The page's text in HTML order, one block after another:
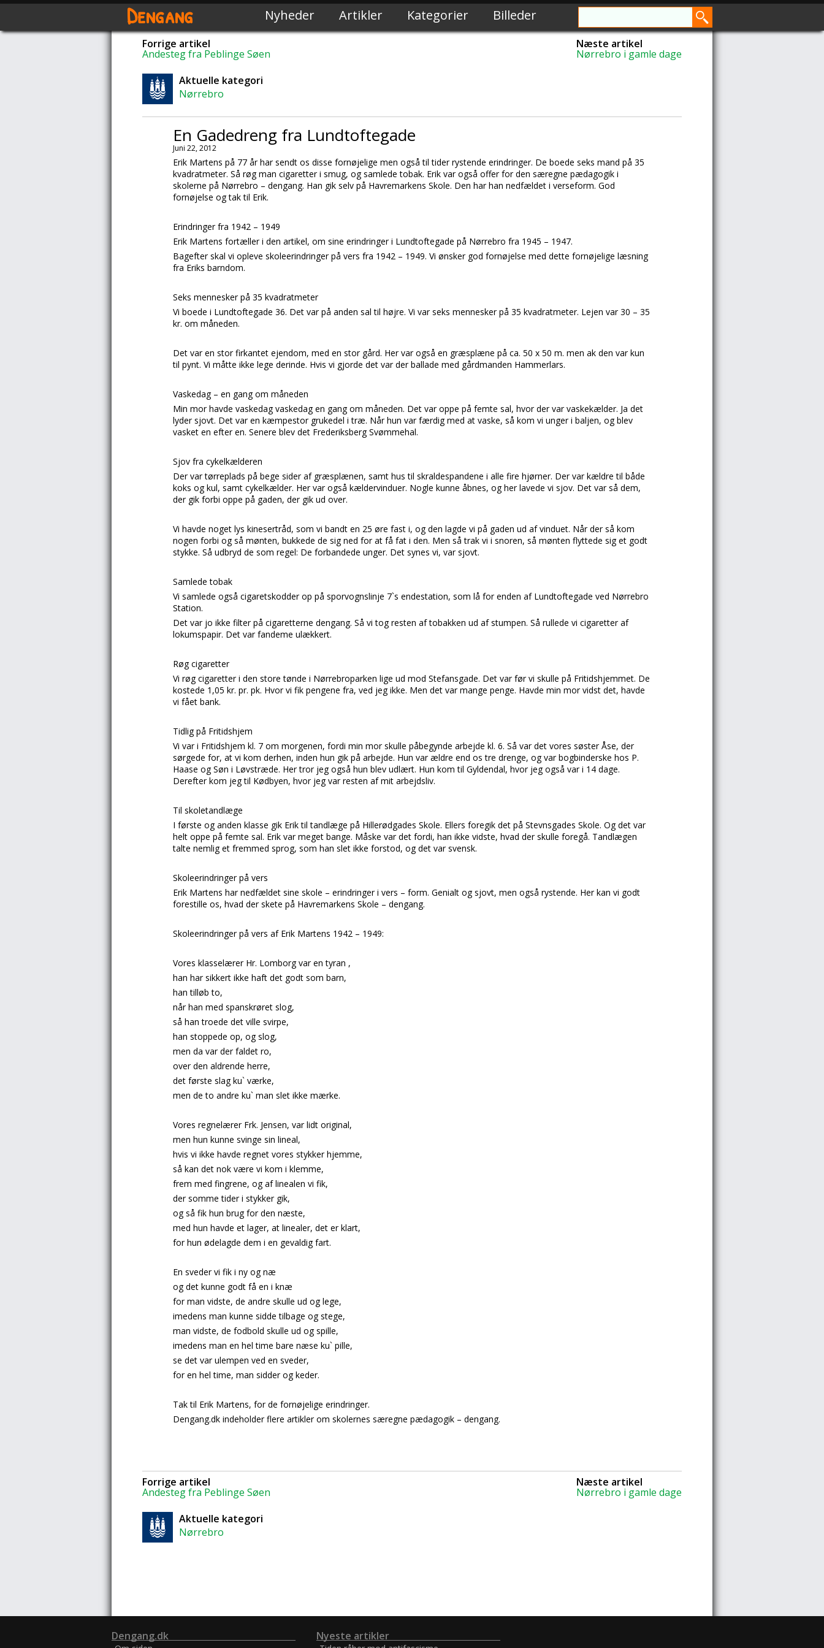
Dengang Nyheder Artikler Kategorier Billeder
Forrige artikel
Andesteg fra Peblinge Søen
Næste artikel
Nørrebro i gamle dage
Aktuelle kategori
Nørrebro
En Gadedreng fra Lundtoftegade
Juni 22, 2012
Erik Martens på 77 år har sendt os disse fornøjelige men også til tider rystende erindringer. De boede seks mand på 35
kvadratmeter. Så røg man cigaretter i smug, og samlede tobak. Erik var også offer for den særegne pædagogik i
skolerne på Nørrebro – dengang. Han gik selv på Havremarkens Skole. Den har han nedfældet i verseform. God
fornøjelse og tak til Erik.
Erindringer fra 1942 – 1949
Erik Martens fortæller i den artikel, om sine erindringer i Lundtoftegade på Nørrebro fra 1945 – 1947.
Bagefter skal vi opleve skoleerindringer på vers fra 1942 – 1949. Vi ønsker god fornøjelse med dette fornøjelige læsning
fra Eriks barndom.
Seks mennesker på 35 kvadratmeter
Vi boede i Lundtoftegade 36. Det var på anden sal til højre. Vi var seks mennesker på 35 kvadratmeter. Lejen var 30 – 35
kr. om måneden.
Det var en stor firkantet ejendom, med en stor gård. Her var også en græsplæne på ca. 50 x 50 m. men ak den var kun
til pynt. Vi måtte ikke lege derinde. Hvis vi gjorde det var der ballade med gårdmanden Hammerlars.
Vaskedag – en gang om måneden
Min mor havde vaskedag vaskedag en gang om måneden. Det var oppe på femte sal, hvor der var vaskekælder. Ja det
lyder sjovt. Det var en kæmpestor grukedel i træ. Når hun var færdig med at vaske, så kom vi unger i baljen, og blev
vasket en efter en. Senere blev det Frederiksberg Svømmehal.
Sjov fra cykelkælderen
Der var tørreplads på bege sider af græsplænen, samt hus til skraldespandene i alle fire hjørner. Der var kældre til både
koks og kul, samt cykelkælder. Her var også kældervinduer. Nogle kunne åbnes, og her lavede vi sjov. Det var så dem,
der gik forbi oppe på gaden, der gik ud over.
Vi havde noget lys kinesertråd, som vi bandt en 25 øre fast i, og den lagde vi på gaden ud af vinduet. Når der så kom
nogen forbi og så mønten, bukkede de sig ned for at få fat i den. Men så trak vi i snoren, så mønten flyttede sig et godt
stykke. Så udbryd de som regel: De forbandede unger. Det synes vi, var sjovt.
Samlede tobak
Vi samlede også cigaretskodder op på sporvognslinje 7`s endestation, som lå for enden af Lundtoftegade ved Nørrebro
Station.
Det var jo ikke filter på cigaretterne dengang. Så vi tog resten af tobakken ud af stumpen. Så rullede vi cigaretter af
lokumspapir. Det var fandeme ulækkert.
Røg cigaretter
Vi røg cigaretter i den store tønde i Nørrebroparken lige ud mod Stefansgade. Det var før vi skulle på Fritidshjemmet. De
kostede 1,05 kr. pr. pk. Hvor vi fik pengene fra, ved jeg ikke. Men det var mange penge. Havde min mor vidst det, havde
vi fået bank.
Tidlig på Fritidshjem
Vi var i Fritidshjem kl. 7 om morgenen, fordi min mor skulle påbegynde arbejde kl. 6. Så var det vores søsterÅse, der
sørgede for, at vi kom derhen, inden hun gik på arbejde. Hun var ældre end os tre drenge, og var bogbinderske hos P.
Haase og Søn i Løvstræde. Her tror jeg også hun blev udlært. Hun kom til Gyldendal, hvor jeg også var i 14 dage.
Derefter kom jeg til Kødbyen, hvor jeg var resten af mit arbejdsliv.
Til skoletandlæge
I første og anden klasse gik Eriktil tandlæge på Hillerødgades Skole. Ellers foregik det på Stevnsgades Skole. Og det var
helt oppe på femte sal. Erik var meget bange. Måske var det fordi, han ikke vidste, hvad der skulle foregå. Tandlægen
talte nemlig et fremmed sprog, som han slet ikke forstod, og det var svensk.
Skoleerindringer på vers
Erik Martens har nedfældet sine skole – erindringer i vers – form. Genialt og sjovt, men også rystende. Her kan vi godt
forestille os, hvad der skete på Havremarkens Skole – dengang.
Skoleerindringer på vers af Erik Martens 1942 – 1949:
Vores klasselærer Hr. Lomborg var en tyran ,
han har sikkert ikke haft det godt som barn,
han tilløb to,
når han med spanskrøret slog,
så han troede det ville svirpe,
han stoppede op, og slog,
men da var der faldet ro,
over den aldrende herre,
det første slag ku` værke,
men de to andre ku` man slet ikke mærke.
Vores regnelærer Frk. Jensen, var lidt original,
men hun kunne svinge sin lineal,
hvis vi ikke havde regnet vores stykker hjemme,
så kan det nok være vi kom i klemme,
frem med fingrene, og af linealen vi fik,
der somme tider i stykker gik,
og så fik hun brug for den næste,
med hun havde et lager, at linealer, det er klart,
for hun ødelagde dem i en gevaldig fart.
En sveder vi fik i ny og næ
og det kunne godt få en i knæ
for man vidste, de andre skulle ud og lege,
imedens man kunne sidde tilbage og stege,
man vidste, de fodbold skulle ud og spille,
imedens man en hel time bare næse ku` pille,
se det var ulempen ved en sveder,
for en hel time, man sidder og keder.
Tak til Erik Martens, for de fornøjelige erindringer.
Dengang.dk indeholder flere artikler om skolernes særegne pædagogik – dengang.
Forrige artikel
Andesteg fra Peblinge Søen
Næste artikel
Nørrebro i gamle dage
Aktuelle kategori
Nørrebro
Dengang.dk Nyeste artikler